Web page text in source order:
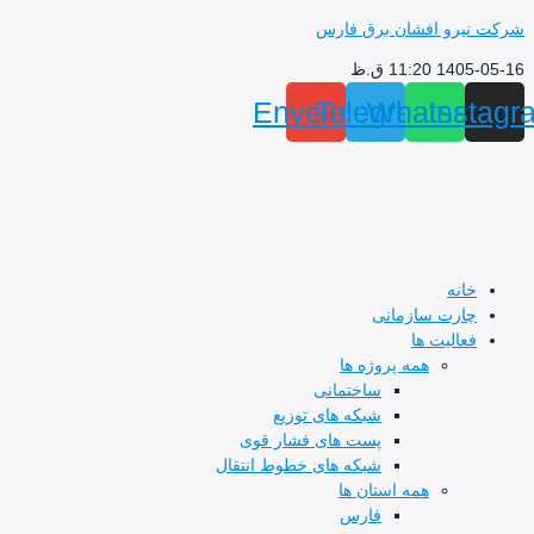
افشان برق فارس
ق.ظ
Telegram
Envelope
سازمانی
ها
همه پروژه ها
ساختمانی
شبکه های توزیع
پست های فشار قوی
شبکه های خطوط انتقال
همه استان ها